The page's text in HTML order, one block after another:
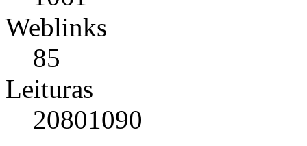
Weblinks
85
Leituras
20801090